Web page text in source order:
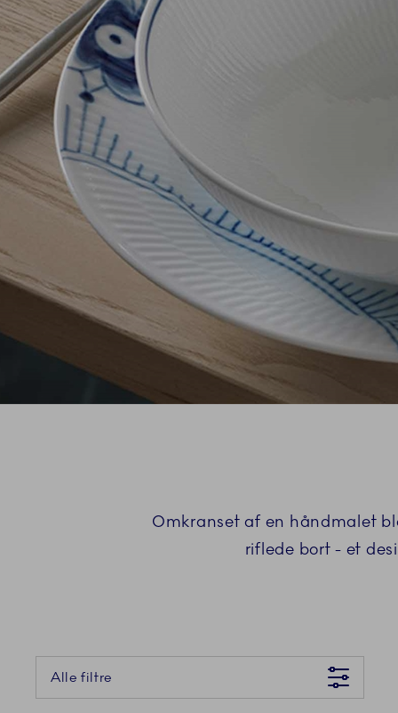
Omkranset af en håndmalet
riflede bort - et
Alle filtre